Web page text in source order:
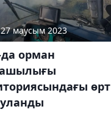
маусым 2023
орман
өрт